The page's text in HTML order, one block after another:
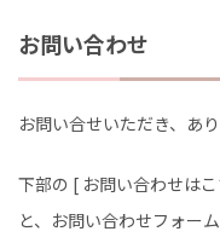
お問い合わせ
お問い合せいただき、あ
下部の [ お問い合わせは
と、お問い合わせフォー